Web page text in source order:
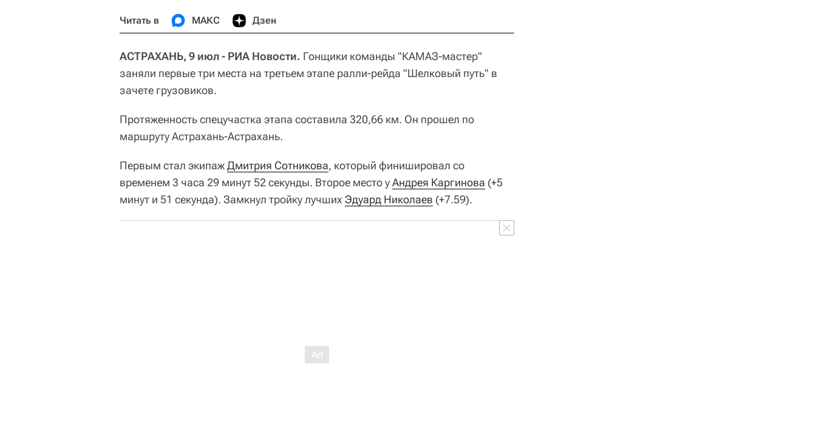
Читать в МАКС Дзен
АСТРАХАНЬ, 9 июл - РИА Новости. Гонщики команды "КАМАЗ-мастер"
заняли первые три места на третьем этапе ралли-рейда "Шелковый путь" в
зачете грузовиков.
Протяженность спецучастка этапа составила 320,66 км. Он прошел по
маршруту Астрахань-Астрахань.
Первым стал экипажДмитрия Сотникова, который финишировал со
временем 3 часа 29 минут 52 секунды. Второе место уАндрея Каргинова (+5
минут и 51 секунда). Замкнул тройку лучших Эдуард Николаев (+7.59).